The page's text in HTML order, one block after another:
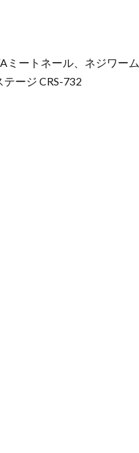
ミートネール、ネジワーム
ージ CRS-732